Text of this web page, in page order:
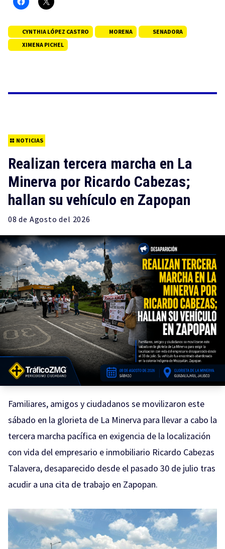
CYNTHIA LÓPEZ CASTRO MORENA
SENADORA
XIMENA PICHEL
NOTICIAS
Realizan tercera marcha en La
Minerva por Ricardo Cabezas;
hallan su vehículo en Zapopan
08 de Agosto del 2026
Familiares, amigos y ciudadanos se movilizaron este
sábado en la glorieta de La Minerva para llevar a cabo la
tercera marcha pacífica en exigencia de la localización
con vida del empresario e inmobiliario Ricardo Cabezas
Talavera, desaparecido desde el pasado 30 de julio tras
acudir a una cita de trabajo en Zapopan.